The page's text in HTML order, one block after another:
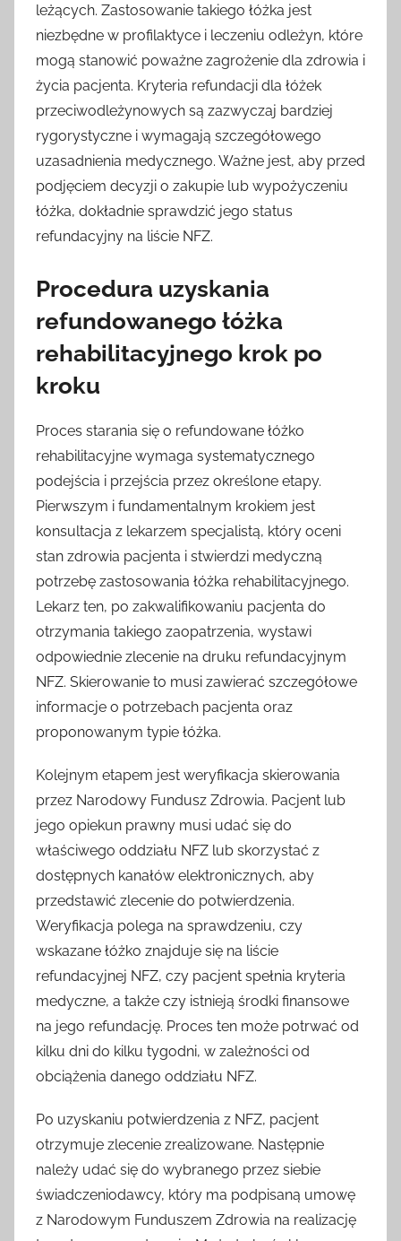
leżących. Zastosowanie takiego łóżka jest
niezbędne w profilaktyce i leczeniu odleżyn, które
mogą stanowić poważne zagrożenie dla zdrowia i
życia pacjenta. Kryteria refundacji dla łóżek
przeciwodleżynowych są zazwyczaj bardziej
rygorystyczne i wymagają szczegółowego
uzasadnienia medycznego. Ważne jest, aby przed
podjęciem decyzji o zakupie lub wypożyczeniu
łóżka, dokładnie sprawdzić jego status
refundacyjny na liście NFZ.
Procedura uzyskania
refundowanego łóżka
rehabilitacyjnego krok po
kroku
Proces starania się o refundowane łóżko
rehabilitacyjne wymaga systematycznego
podejścia i przejścia przez określone etapy.
Pierwszym i fundamentalnym krokiem jest
konsultacja z lekarzem specjalistą, który oceni
stan zdrowia pacjenta i stwierdzi medyczną
potrzebę zastosowania łóżka rehabilitacyjnego.
Lekarz ten, po zakwalifikowaniu pacjenta do
otrzymania takiego zaopatrzenia, wystawi
odpowiednie zlecenie na druku refundacyjnym
NFZ. Skierowanie to musi zawierać szczegółowe
informacje o potrzebach pacjenta oraz
proponowanym typie łóżka.
Kolejnym etapem jest weryfikacja skierowania
przez Narodowy Fundusz Zdrowia. Pacjent lub
jego opiekun prawny musi udać się do
właściwego oddziału NFZ lub skorzystać z
dostępnych kanałów elektronicznych, aby
przedstawić zlecenie do potwierdzenia.
Weryfikacja polega na sprawdzeniu, czy
wskazane łóżko znajduje się na liście
refundacyjnej NFZ, czy pacjent spełnia kryteria
medyczne, a także czy istnieją środki finansowe
na jego refundację. Proces ten może potrwać od
kilku dni do kilku tygodni, w zależności od
obciążenia danego oddziału NFZ.
Po uzyskaniu potwierdzenia z NFZ, pacjent
otrzymuje zlecenie zrealizowane. Następnie
należy udać się do wybranego przez siebie
świadczeniodawcy, który ma podpisaną umowę
z Narodowym Funduszem Zdrowia na realizację